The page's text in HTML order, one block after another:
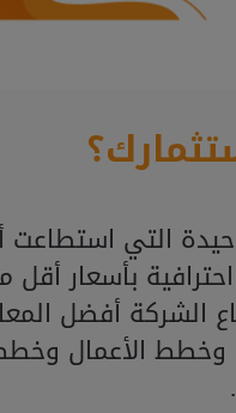
التي استطاعت
بأسعار أقل
الشركة أفضل
وخطط الأعمال